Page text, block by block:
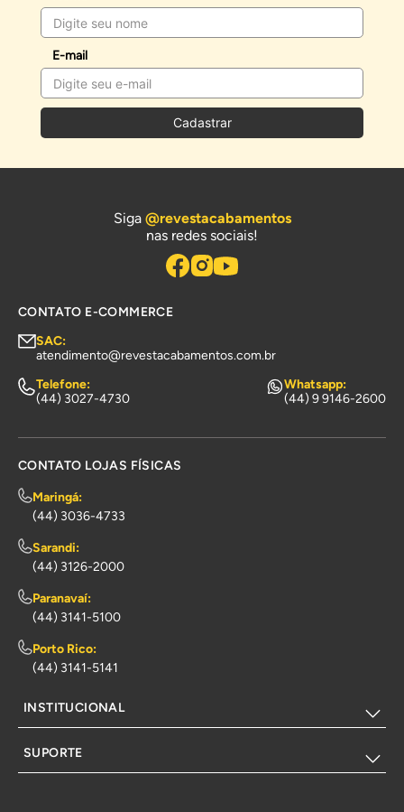
E-mail
Cadastrar
Siga @revestacabamentos
nas redes sociais!
CONTATO E-COMMERCE
SAC:
atendimento@revestacabamentos.com.br
Telefone:
(44) 3027-4730
Whatsapp:
(44) 9 9146-2600
CONTATO LOJAS FÍSICAS
Maringá:
(44) 3036-4733
Sarandi:
(44) 3126-2000
Paranavaí:
(44) 3141-5100
Porto Rico:
(44) 3141-5141
INSTITUCIONAL
SUPORTE